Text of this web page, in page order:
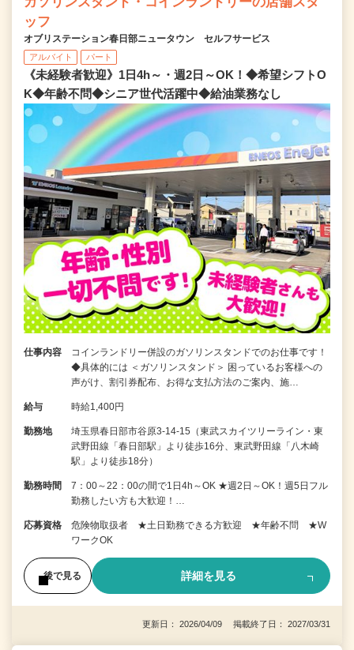
ッフ
オブリステーション春日部ニュータウン セルフサービス
アルバイト パート
《未経験者歓迎》1日4h～・週2日～OK！◆希望シフトO
K◆年齢不問◆シニア世代活躍中◆給油業務なし
仕事内容
コインランドリー併設のガソリンスタンドでのお仕事です！
◆具体的には ＜ガソリンスタンド＞ 困っているお客様への
声がけ、割引券配布、お得な支払方法のご案内、施…
給与 時給1,400円
勤務地
埼玉県春日部市谷原3-14-15（東武スカイツリーライン・東
武野田線「春日部駅」より徒歩16分、東武野田線「八木崎
駅」より徒歩18分）
勤務時間
7：00～22：00の間で1日4h～OK ★週2日～OK！週5日フル
勤務したい方も大歓迎！…
応募資格
危険物取扱者 ★土日勤務できる方歓迎 ★年齢不問 ★W
ワークOK
後で見る 詳細を見る
更新日： 2026/04/09 掲載終了日： 2027/03/31